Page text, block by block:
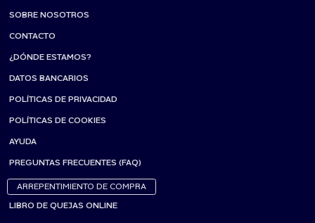
SOBRE NOSOTROS
CONTACTO
¿DÓNDE ESTAMOS?
DATOS BANCARIOS
POLÍTICAS DE PRIVACIDAD
POLÍTICAS DE COOKIES
AYUDA
PREGUNTAS FRECUENTES (FAQ)
ARREPENTIMIENTO DE COMPRA
LIBRO DE QUEJAS ONLINE